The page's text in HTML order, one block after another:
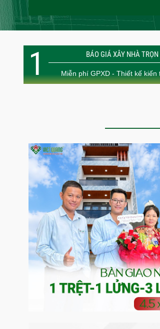
1 BÁO GIÁ XÂY NHÀ TRỌN
Miễn phí GPXD - Thiết kế kiến